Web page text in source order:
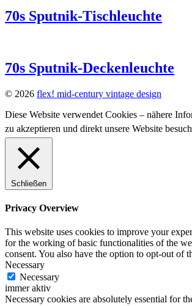
70s Sputnik-Tischleuchte
70s Sputnik-Deckenleuchte
© 2026 flex! mid-century vintage design
Diese Website verwendet Cookies – nähere
zu akzeptieren und direkt unsere Website
Schließen
Privacy Overview
This website uses cookies to improve your
for the working of basic functionalities of the
consent. You also have the option to opt-out of
Necessary
Necessary
immer aktiv
Necessary cookies are absolutely essential for